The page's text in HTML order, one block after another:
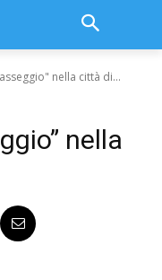
nella città di...
nella